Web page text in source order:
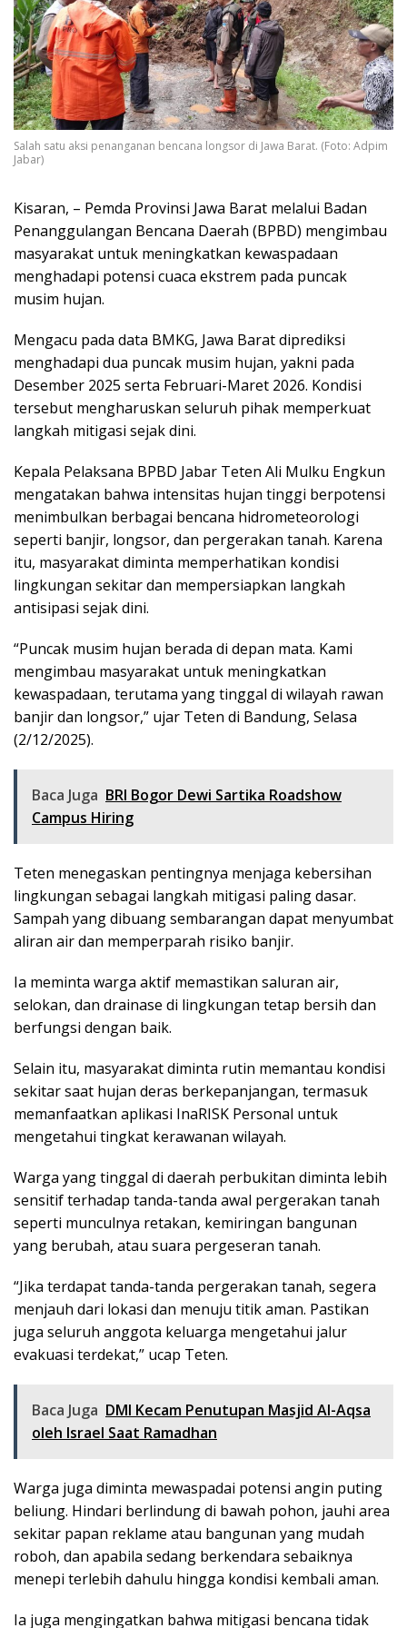
Salah satu aksi penanganan bencana longsor di Jawa Barat. (Foto: Adpim
Jabar)
Kisaran, – Pemda Provinsi Jawa Barat melalui Badan
Penanggulangan Bencana Daerah (BPBD) mengimbau
masyarakat untuk meningkatkan kewaspadaan
menghadapi potensi cuaca ekstrem pada puncak
musim hujan.
Mengacu pada data BMKG, Jawa Barat diprediksi
menghadapi dua puncak musim hujan, yakni pada
Desember 2025 serta Februari-Maret 2026. Kondisi
tersebut mengharuskan seluruh pihak memperkuat
langkah mitigasi sejak dini.
Kepala Pelaksana BPBD Jabar Teten Ali Mulku Engkun
mengatakan bahwa intensitas hujan tinggi berpotensi
menimbulkan berbagai bencana hidrometeorologi
seperti banjir, longsor, dan pergerakan tanah. Karena
itu, masyarakat diminta memperhatikan kondisi
lingkungan sekitar dan mempersiapkan langkah
antisipasi sejak dini.
“Puncak musim hujan berada di depan mata. Kami
mengimbau masyarakat untuk meningkatkan
kewaspadaan, terutama yang tinggal di wilayah rawan
banjir dan longsor,” ujar Teten di Bandung, Selasa
(2/12/2025).
Baca Juga BRI Bogor Dewi Sartika Roadshow
Campus Hiring
Teten menegaskan pentingnya menjaga kebersihan
lingkungan sebagai langkah mitigasi paling dasar.
Sampah yang dibuang sembarangan dapat menyumbat
aliran air dan memperparah risiko banjir.
Ia meminta warga aktif memastikan saluran air,
selokan, dan drainase di lingkungan tetap bersih dan
berfungsi dengan baik.
Selain itu, masyarakat diminta rutin memantau kondisi
sekitar saat hujan deras berkepanjangan, termasuk
memanfaatkan aplikasi InaRISK Personal untuk
mengetahui tingkat kerawanan wilayah.
Warga yang tinggal di daerah perbukitan diminta lebih
sensitif terhadap tanda-tanda awal pergerakan tanah
seperti munculnya retakan, kemiringan bangunan
yang berubah, atau suara pergeseran tanah.
“Jika terdapat tanda-tanda pergerakan tanah, segera
menjauh dari lokasi dan menuju titik aman. Pastikan
juga seluruh anggota keluarga mengetahui jalur
evakuasi terdekat,” ucap Teten.
Baca Juga DMI Kecam Penutupan Masjid Al-Aqsa
oleh Israel Saat Ramadhan
Warga juga diminta mewaspadai potensi angin puting
beliung. Hindari berlindung di bawah pohon, jauhi area
sekitar papan reklame atau bangunan yang mudah
roboh, dan apabila sedang berkendara sebaiknya
menepi terlebih dahulu hingga kondisi kembali aman.
Ia juga mengingatkan bahwa mitigasi bencana tidak